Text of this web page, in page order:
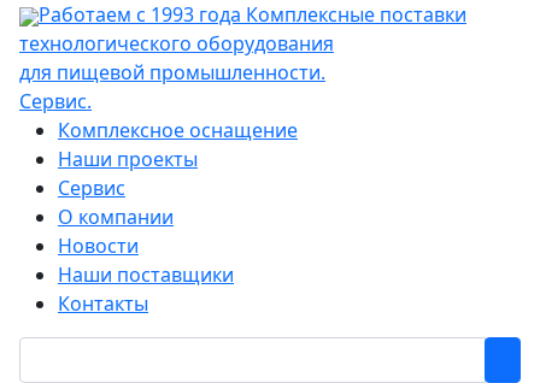
Работаем с 1993 года Комплексные поставки
технологического оборудования
для пищевой промышленности.
Сервис.
Комплексное оснащение
Наши проекты
Сервис
О компании
Новости
Наши поставщики
Контакты